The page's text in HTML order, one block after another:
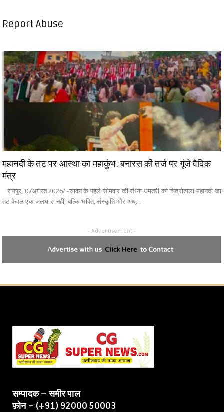
Report Abuse
महानदी के तट पर आस्था का महाकुंभ: बनारस की तर्ज पर गूंजे वैदिक
मंत्र
​ रायपुर, 07अगस्त 2026/ -सावन के पहले सोमवार की संध्या धमतरी की चित्रोत्पला महानदी का
तट केवल एक जलधारा नहीं, बल्कि भक्ति, संस्कृति और अध्...
- Advertisement -
सम्पादक – समीर पाल
फ़ोन – (+91) 92000 50003